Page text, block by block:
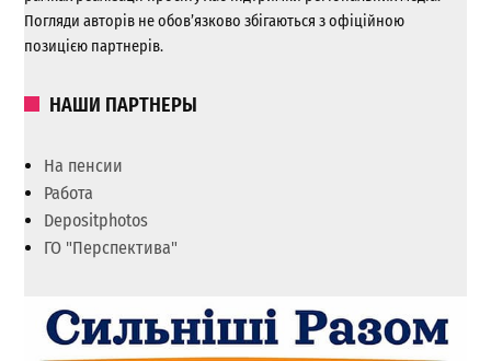
Погляди авторів не обов’язково збігаються з офіційною
позицією партнерів.
НАШИ ПАРТНЕРЫ
На пенсии
Работа
Depositphotos
ГО "Перспектива"